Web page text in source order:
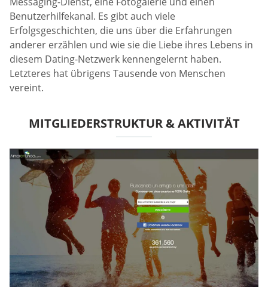
Benutzerhilfekanal. Es gibt auch viele
Erfolgsgeschichten, die uns über die Erfahrungen
anderer erzählen und wie sie die Liebe ihres Lebens in
diesem Dating-Netzwerk kennengelernt haben.
Letzteres hat übrigens Tausende von Menschen
vereint.
MITGLIEDERSTRUKTUR & AKTIVITÄT